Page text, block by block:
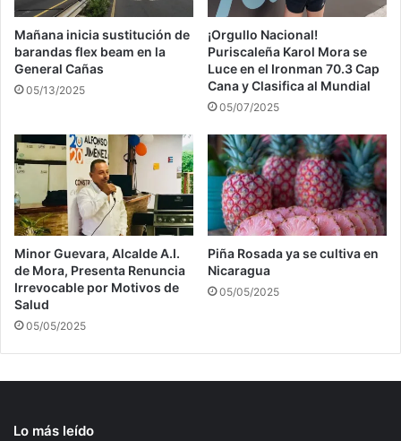
Mañana inicia sustitución de
barandas flex beam en la
General Cañas
05/13/2025
¡Orgullo Nacional!
Puriscaleña Karol Mora se
Luce en el Ironman 70.3 Cap
Cana y Clasifica al Mundial
05/07/2025
Minor Guevara, Alcalde A.I.
de Mora, Presenta Renuncia
Irrevocable por Motivos de
Salud
05/05/2025
Piña Rosada ya se cultiva en
Nicaragua
05/05/2025
Lo más leído